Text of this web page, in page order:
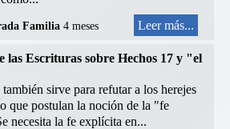
Familia 4 meses Leer más...
las Escrituras sobre Hechos 17 y "el
sirve para refutar a los herejes
que postulan la noción de la "fe
necesita la fe explícita en...